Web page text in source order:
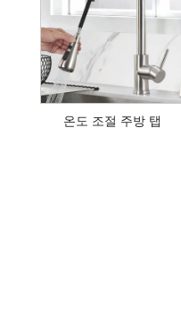
온도 조절 주방 탭